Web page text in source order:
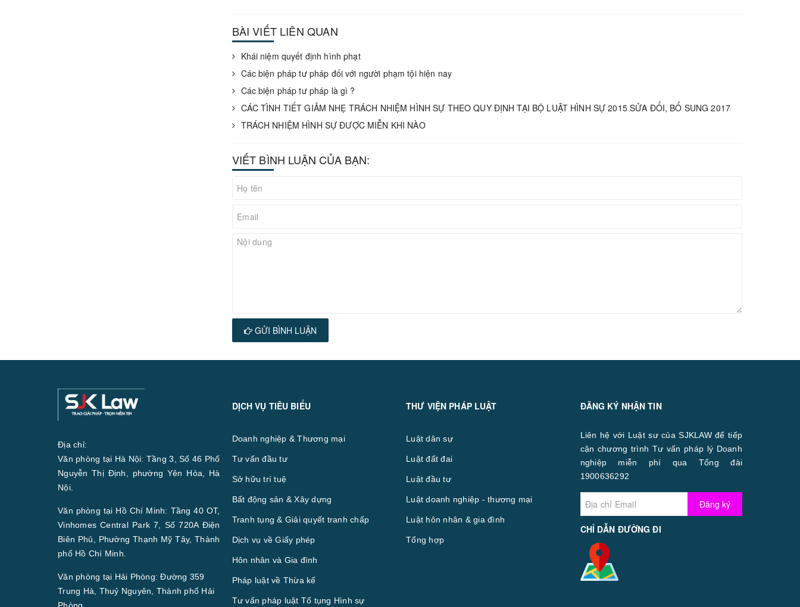
BÀI VIẾT LIÊN QUAN
Khái niệm quyết định hình phạt
Các biện pháp tư pháp đối với người phạm tội hiện nay
Các biện pháp tư pháp là gì ?
CÁC TÌNH TIẾT GIẢM NHẸ TRÁCH NHIỆM HÌNH SỰ THEO QUY ĐỊNH TẠI BỘ LUẬT HÌNH SỰ 2015 SỬA ĐỔI, BỔ SUNG 2017
TRÁCH NHIỆM HÌNH SỰ ĐƯỢC MIỄN KHI NÀO
VIẾT BÌNH LUẬN CỦA BẠN:
GỬI BÌNH LUẬN
Địa chỉ:
Văn phòng tại Hà Nội: Tầng 3, Số 46 Phố
Nguyễn Thị Định, phường Yên Hòa, Hà
Nội.
Văn phòng tại Hồ Chí Minh: Tầng 40 OT,
Vinhomes Central Park 7, Số 720A Điện
Biên Phủ, Phường Thạnh Mỹ Tây, Thành
phố Hồ Chí Minh.
Văn phòng tại Hải Phòng: Đường 359
Trung Hà, Thuỷ Nguyên, Thành phố Hải
DỊCH VỤ TIÊU BIỂU
Doanh nghiệp & Thương mại
Tư vấn đầu tư
Sở hữu trí tuệ
Bất động sản & Xây dựng
Tranh tụng & Giải quyết tranh chấp
Dịch vụ về Giấy phép
Hôn nhân và Gia đình
Pháp luật về Thừa kế
Tư vấn pháp luật Tố tụng Hình sự
THƯ VIỆN PHÁP LUẬT
Luật dân sự
Luật đất đai
Luật đầu tư
Luật doanh nghiệp - thương mại
Luật hôn nhân & gia đình
Tổng hợp
ĐĂNG KÝ NHẬN TIN
Liên hệ với Luật sư của SJKLAW để tiếp
cận chương trình Tư vấn pháp lý Doanh
nghiệp miễn phí qua Tổng đài
1900636292
Đăng ký
CHỈ DẪN ĐƯỜNG ĐI